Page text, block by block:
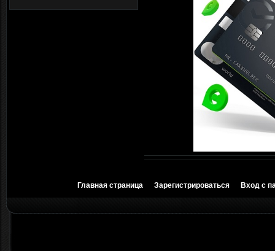
Главная страница Зарегистрироваться Вход с